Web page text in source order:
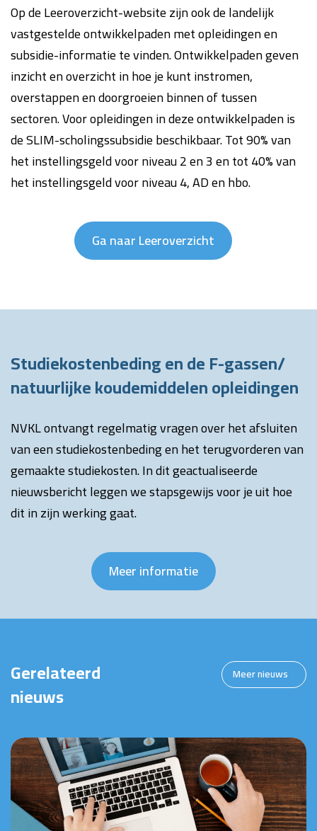
Op de Leeroverzicht-website zijn ook de landelijk
vastgestelde ontwikkelpaden met opleidingen en
subsidie-informatie te vinden. Ontwikkelpaden geven
inzicht en overzicht in hoe je kunt instromen,
overstappen en doorgroeien binnen of tussen
sectoren. Voor opleidingen in deze ontwikkelpaden is
de SLIM-scholingssubsidie beschikbaar. Tot 90% van
het instellingsgeld voor niveau 2 en 3 en tot 40% van
het instellingsgeld voor niveau 4, AD en hbo.
Ga naar Leeroverzicht
Studiekostenbeding en de F-gassen/
natuurlijke koudemiddelen opleidingen
NVKL ontvangt regelmatig vragen over het afsluiten
van een studiekostenbeding en het terugvorderen van
gemaakte studiekosten. In dit geactualiseerde
nieuwsbericht leggen we stapsgewijs voor je uit hoe
dit in zijn werking gaat.
Meer informatie
Gerelateerd
nieuws
Meer nieuws